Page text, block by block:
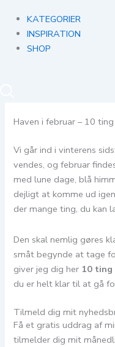
KATEGORIER
INSPIRATION
SHOP
Haven i februar – 10
Vi går ind i vinterens
vendes, og februar
med lune dage, blå
dejligt at komme ud
der mange ting, du kan
Den skal nemlig gøres
småt begynde at tage
giver jeg dig her 10 ting
du er helt klar til at gå
Tilmeld dig mit
Få et gratis uddrag af
tilmelder dig mit